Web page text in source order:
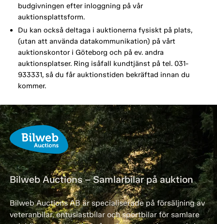
budgivningen efter inloggning på vår
auktionsplattsform.
Du kan också deltaga i auktionerna fysiskt på plats,
(utan att använda datakommunikation) på vårt
auktionskontor i Göteborg och på ev. andra
auktionsplatser. Ring isåfall kundtjänst på tel. 031-
933331, så du får auktionstiden bekräftad innan du
kommer.
Bilweb Auctions – Samlarbilar på auktion
Bilweb Auctions AB är specialiserade på försäljning av
veteranbilar, entusiastbilar och sportbilar för samlare